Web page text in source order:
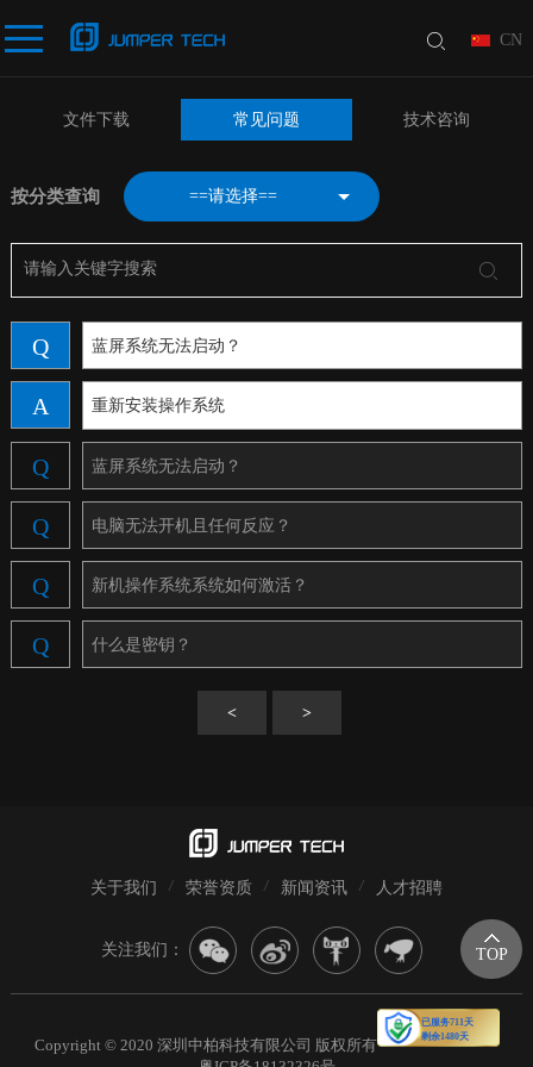
CN
文件下载 常见问题 技术咨询
按分类查询 ==请选择==
Q 蓝屏系统无法启动？
A 重新安装操作系统
Q 蓝屏系统无法启动？
Q 电脑无法开机且任何反应？
Q 新机操作系统系统如何激活？
Q 什么是密钥？
< >
关于我们 荣誉资质 新闻资讯 人才招聘
关注我们：
Copyright © 2020 深圳中柏科技有限公司 版权所有
TOP